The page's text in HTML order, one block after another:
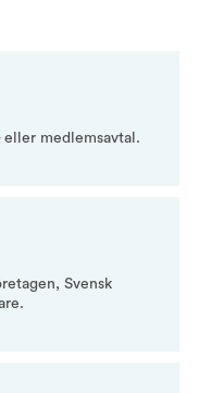
eller medlemsavtal.
Svensk